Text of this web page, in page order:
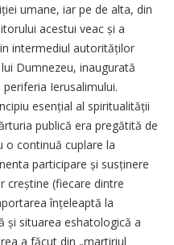
umane, iar pe de alta, din
acestui veac și a
intermediul autorităților
Dumnezeu, inaugurată
Ierusalimului.
esențial al spiritu­alității
publică era pregătită de
o continuă cuplare la
participare și susținere
(fiecare dintre
înțeleaptă la
și situarea eshatologică a
a făcut din „martiriul